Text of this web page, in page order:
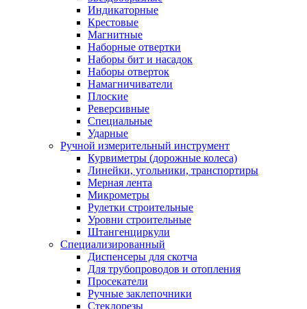
Индикаторные
Крестовые
Магнитные
Наборные отвертки
Наборы бит и насадок
Наборы отверток
Намагничиватели
Плоские
Реверсивные
Специальные
Ударные
Ручной измерительный инструмент
Курвиметры (дорожные колеса)
Линейки, угольники, транспортиры
Мерная лента
Микрометры
Рулетки строительные
Уровни строительные
Штангенциркули
Специализированный
Диспенсеры для скотча
Для трубопроводов и отопления
Просекатели
Ручные заклепочники
Стеклорезы